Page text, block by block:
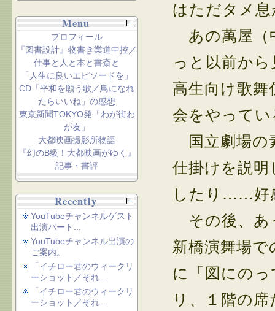
はただタメ
あの萬屋（
っと以前か
高生向け歌
会をやって
国立劇場の
仕掛けを説
したり……好
その後、あ
新橋演舞場で
に「図にの
リ、１階の
Menu
プロフィール
『図書設計』物書き業道中控／
仕事と人と本と書斎と
「人生に良いエピソードを」
CD「平和を願う歌／鳥になれ
たらいいね」の感想
東京新聞TOKYO発「わが街わ
が友」
大都映画撮影所物語
『幻のB級！大都映画がゆく』
記事・書評
Recently
YouTubeチャンネルゲスト
出演パート...
YouTubeチャンネル出演の
ご案内。
「イチロー君のウィークリ
ーショット／それ...
「イチロー君のウィークリ
ーショット／それ...